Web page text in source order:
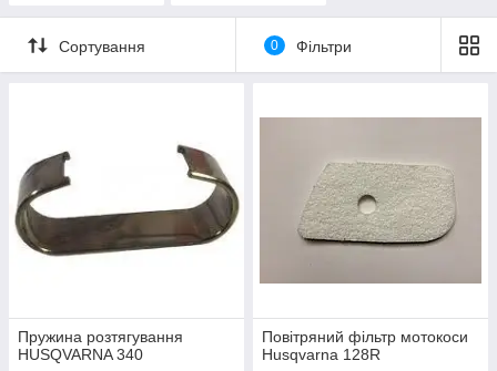
Сортування 0 Фільтри
Пружина розтягування
HUSQVARNA 340
Повітряний фільтр мотокоси
Husqvarna 128R